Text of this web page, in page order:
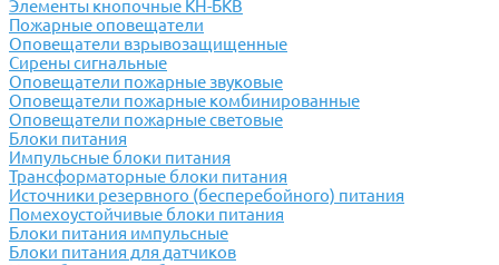
Элементы кнопочные КН-БКВ
Пожарные оповещатели
Оповещатели взрывозащищенные
Сирены сигнальные
Оповещатели пожарные звуковые
Оповещатели пожарные комбинированные
Оповещатели пожарные световые
Блоки питания
Импульсные блоки питания
Трансформаторные блоки питания
Источники резервного (бесперебойного) питания
Помехоустойчивые блоки питания
Блоки питания импульсные
Блоки питания для датчиков